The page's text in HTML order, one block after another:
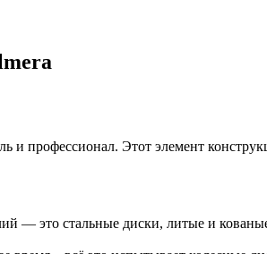
и профессионал. Этот элемент
— это стальные диски, литые и